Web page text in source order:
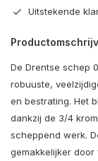
Uitstekende
De Drentse schep
robuuste,
en bestrating. Het
dankzij de 3/4
scheppend werk.
gemakkelijker